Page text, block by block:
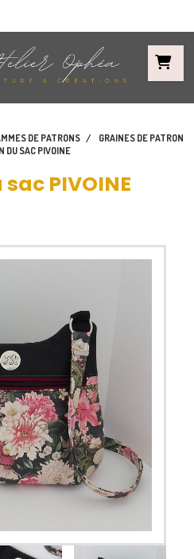
DE PATRONS
GRAINES DE PATRON
DU SAC PIVOINE
PIVOINE